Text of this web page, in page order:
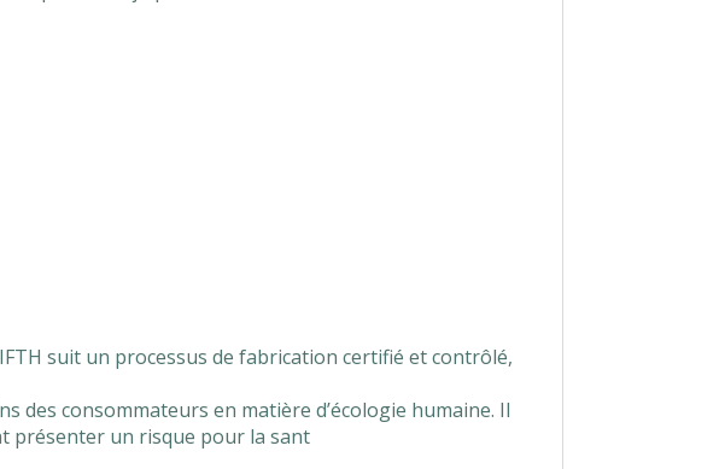
suit un processus de fabrication certifié et contrôlé,
des consommateurs en matière d’écologie humaine. Il
présenter un risque pour la sant